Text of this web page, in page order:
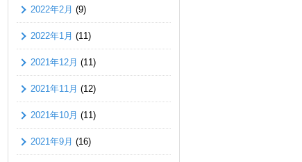
2022年2月 (9)
2022年1月 (11)
2021年12月 (11)
2021年11月 (12)
2021年10月 (11)
2021年9月 (16)